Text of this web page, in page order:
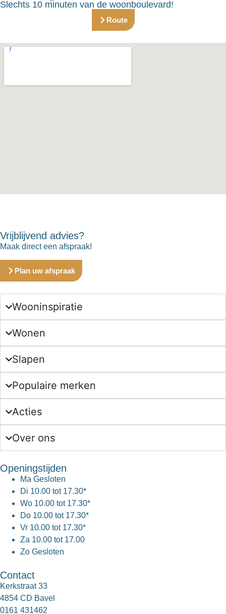
Slechts 10 minuten van de woonboulevard!
Route
Vrijblijvend advies?
Maak direct een afspraak!
Plan uw afspraak
Wooninspiratie
Wonen
Slapen
Populaire merken
Acties
Over ons
Openingstijden
Ma Gesloten
Di 10.00 tot 17.30*
Wo 10.00 tot 17.30*
Do 10.00 tot 17.30*
Vr 10.00 tot 17.30*
Za 10.00 tot 17.00
Zo Gesloten
Contact
Kerkstraat 33
4854 CD Bavel
0161 431462